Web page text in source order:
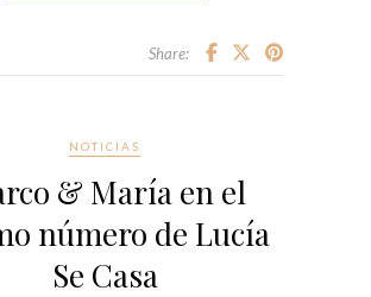
Share:
NOTICIAS
& María en el
número de Lucía
Se Casa